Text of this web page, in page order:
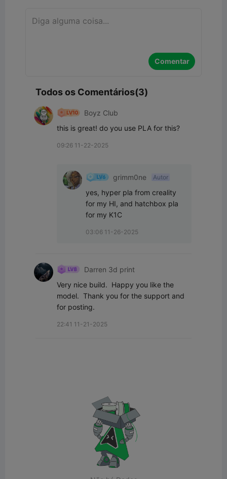
Comentar
Todos os Comentários(3)
Boyz Club
this is great! do you use PLA for this?
09:26 11-22-2025
grimm0ne Autor
yes, hyper pla from creality
for my HI, and hatchbox pla
for my K1C
03:06 11-26-2025
Darren 3d print
Very nice build.  Happy you like the
model.  Thank you for the support and
for posting.
22:41 11-21-2025